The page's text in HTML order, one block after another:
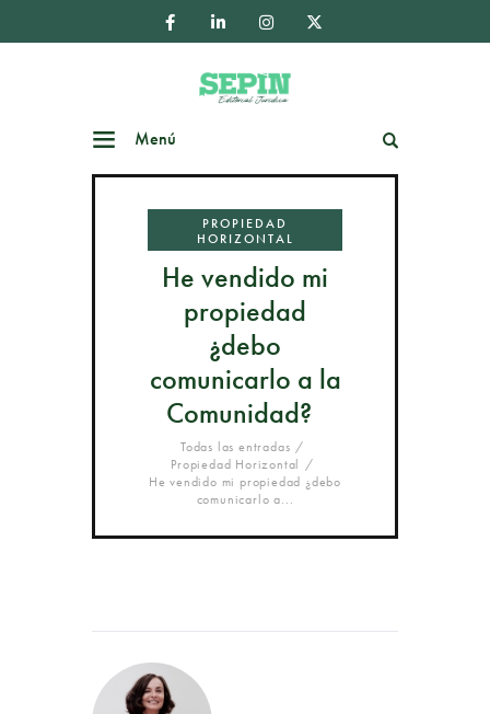
Menú
PROPIEDAD
HORIZONTAL
He vendido mi
propiedad
¿debo
comunicarlo a la
Comunidad?
Todas las entradas
Propiedad Horizontal
He vendido mi propiedad ¿debo
comunicarlo a...